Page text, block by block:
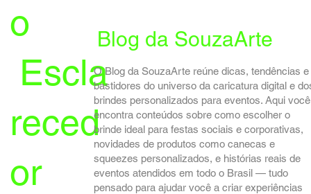
o
Escla
reced
or
Blog da SouzaArte
O Blog da SouzaArte reúne dicas, tendências e
bastidores do universo da caricatura digital e
brindes personalizados para eventos. Aqui você
encontra conteúdos sobre como escolher o
brinde ideal para festas sociais e corporativas,
novidades de produtos como canecas e
squeezes personalizados, e histórias reais de
eventos atendidos em todo o Brasil — tudo
pensado para ajudar você a criar experiências